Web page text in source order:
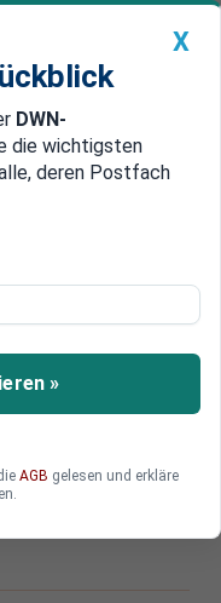
Premium
China
1,3 Prozent auf
Edelmetall
X
DWN-
die wichtigsten
deren Postfach
»
AGB gelesen und erkläre